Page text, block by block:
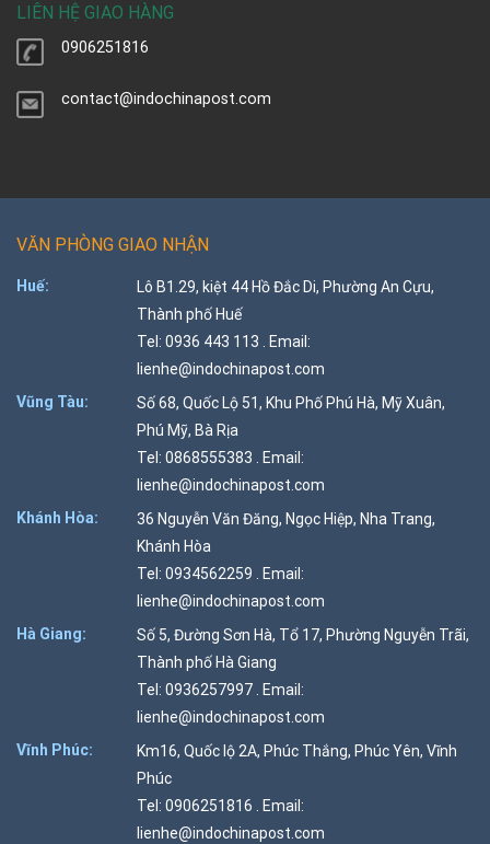
LIÊN HỆ GIAO HÀNG
0906251816
contact@indochinapost.com
VĂN PHÒNG GIAO NHẬN
Huế:
Lô B1.29, kiệt 44 Hồ Đắc Di, Phường An Cựu,
Thành phố Huế
Tel: 0936 443 113 . Email:
lienhe@indochinapost.com
Vũng Tàu:
Số 68, Quốc Lộ 51, Khu Phố Phú Hà, Mỹ Xuân,
Phú Mỹ, Bà Rịa
Tel: 0868555383 . Email:
lienhe@indochinapost.com
Khánh Hòa:
36 Nguyễn Văn Đăng, Ngọc Hiệp, Nha Trang,
Khánh Hòa
Tel: 0934562259 . Email:
lienhe@indochinapost.com
Hà Giang:
Số 5, Đường Sơn Hà, Tổ 17, Phường Nguyễn Trãi,
Thành phố Hà Giang
Tel: 0936257997 . Email:
lienhe@indochinapost.com
Vĩnh Phúc:
Km16, Quốc lộ 2A, Phúc Thắng, Phúc Yên, Vĩnh
Phúc
Tel: 0906251816 . Email:
lienhe@indochinapost.com